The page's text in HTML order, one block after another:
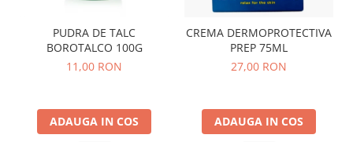
PUDRA DE TALC
BOROTALCO 100G
11,00 RON
ADAUGA IN COS
CREMA DERMOPROTECTIVA
PREP 75ML
27,00 RON
ADAUGA IN COS